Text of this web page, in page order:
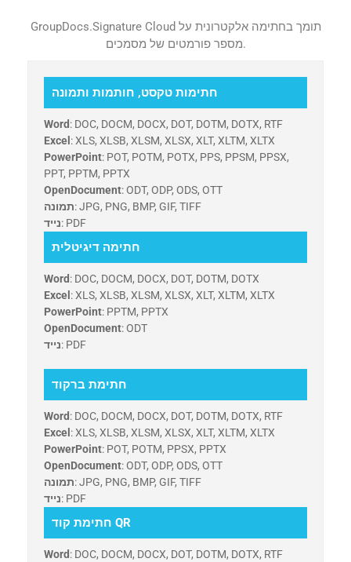
GroupDocs.Signature Cloud תומך בחתימה אלקטרונית על
מספר פורמטים של מסמכים.
חתימות טקסט, חותמות ותמונה
Word: DOC, DOCM, DOCX, DOT, DOTM, DOTX, RTF
Excel : XLS, XLSB, XLSM, XLSX, XLT, XLTM, XLTX
PowerPoint: POT, POTM, POTX, PPS, PPSM, PPSX,
PPT, PPTM, PPTX
OpenDocument: ODT, ODP, ODS, OTT
תמונה: JPG, PNG, BMP, GIF, TIFF
נייד: PDF
חתימה דיגיטלית
Word: DOC, DOCM, DOCX, DOT, DOTM, DOTX
Excel : XLS, XLSB, XLSM, XLSX, XLT, XLTM, XLTX
PowerPoint: PPTM, PPTX
OpenDocument: ODT
נייד: PDF
חתימת ברקוד
Word: DOC, DOCM, DOCX, DOT, DOTM, DOTX, RTF
Excel : XLS, XLSB, XLSM, XLSX, XLT, XLTM, XLTX
PowerPoint: POT, POTM, PPSX, PPTX
OpenDocument: ODT, ODP, ODS, OTT
תמונה: JPG, PNG, BMP, GIF, TIFF
נייד: PDF
חתימת קוד QR
Word: DOC, DOCM, DOCX, DOT, DOTM, DOTX, RTF